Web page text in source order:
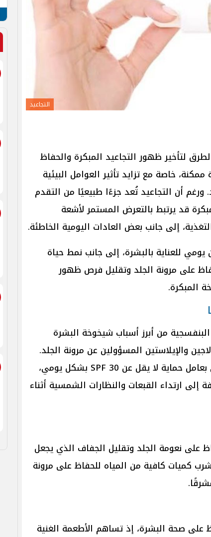
التجاعيد
لتأخير ظهور التجاعيد المبكرة والحفاظ
خاصة مع تزايد تأثير العوامل البيئية
أن التجاعيد تُعد جزءًا طبيعيًا من التقدم
قد يرتبط بالتعرض المستمر لأشعة
إلى جانب بعض العادات اليومية الخاطئة.
يومي للعناية بالبشرة، إلى جانب نمط حياة
على مرونة الجلد وتقليل فرص ظهور
المبكرة.
من أبرز أسباب شيخوخة البشرة
والإيلاستين المسؤولين عن مرونة الجلد.
لذلك ينصح باستخدام واقٍ شمسي بعامل حماية لا يقل عن SPF 30 بشكل يومي،
إلى ارتداء القبعات والنظارات الشمسية أثناء
على نعومة الجلد وتقليل الجفاف الذي يجعل
كميات كافية من المياه للحفاظ على مرونة
على صحة البشرة، إذ تساهم الأطعمة الغنية